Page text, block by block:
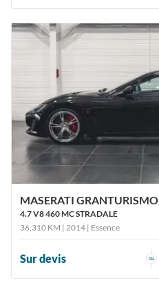
MASERATI GRANTURISMO
4.7 V8 460 MC STRADALE
36,310 KM | 2014 | Essence
Sur devis ou